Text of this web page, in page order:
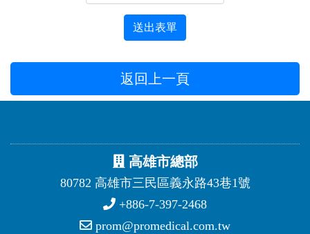
送出表單
返回上一頁
高雄市總部
80782 高雄市三民區義永路43巷1號
+886-7-397-2468
prom@promedical.com.tw